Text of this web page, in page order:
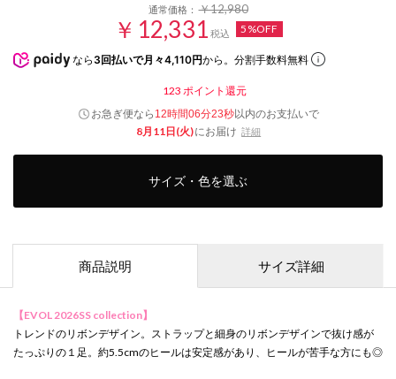
通常価格：￥12,980
￥12,331 税込 5%OFF
なら 3回払いで月々4,110円から。分割手数料無料
123 ポイント還元
お急ぎ便なら 12時間06分22秒以内のお支払いで
8月11日(火)にお届け 詳細
サイズ・色を選ぶ
商品説明 サイズ詳細
【EVOL 2026SS collection】
トレンドのリボンデザイン。ストラップと細身のリボンデザインで抜け感が
たっぷりの１足。約5.5cmのヒールは安定感があり、ヒールが苦手な方にも◎